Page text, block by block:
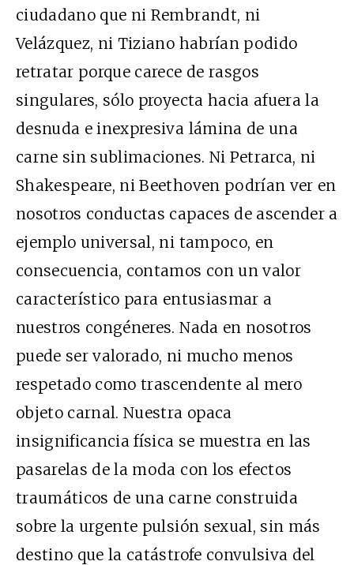
ciudadano que ni Rembrandt, ni
Velázquez, ni Tiziano habrían podido
retratar porque carece de rasgos
singulares, sólo proyecta hacia afuera la
desnuda e inexpresiva lámina de una
carne sin sublimaciones. Ni Petrarca, ni
Shakespeare, ni Beethoven podrían ver en
nosotros conductas capaces de ascender a
ejemplo universal, ni tampoco, en
consecuencia, contamos con un valor
característico para entusiasmar a
nuestros congéneres. Nada en nosotros
puede ser valorado, ni mucho menos
respetado como trascendente al mero
objeto carnal. Nuestra opaca
insignificancia física se muestra en las
pasarelas de la moda con los efectos
traumáticos de una carne construida
sobre la urgente pulsión sexual, sin más
destino que la catástrofe convulsiva del